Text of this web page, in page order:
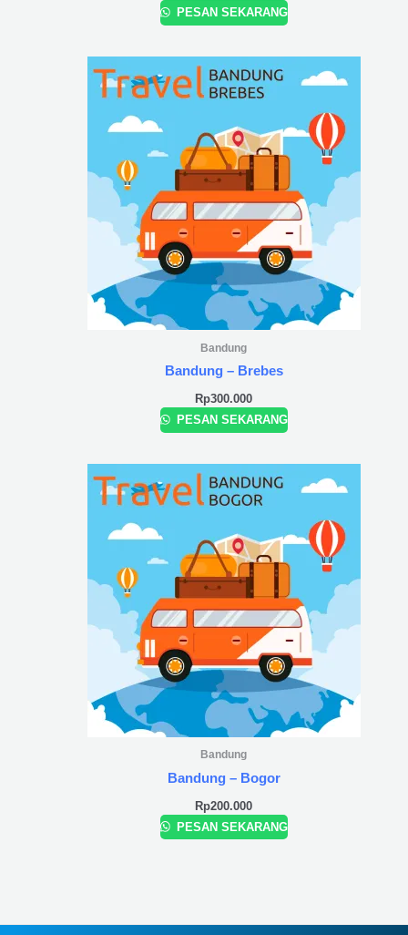
PESAN SEKARANG
Bandung
Bandung – Brebes
Rp300.000
PESAN SEKARANG
Bandung
Bandung – Bogor
Rp200.000
PESAN SEKARANG